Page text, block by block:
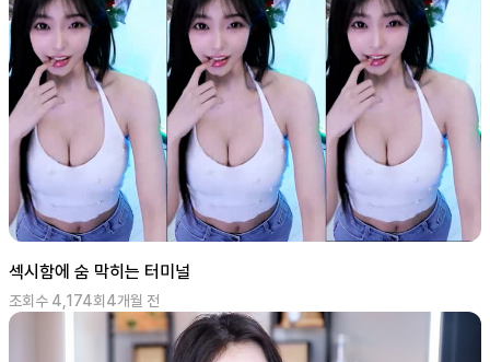
섹시함에 숨 막히는 터미널
조회수 4,174회 4개월 전